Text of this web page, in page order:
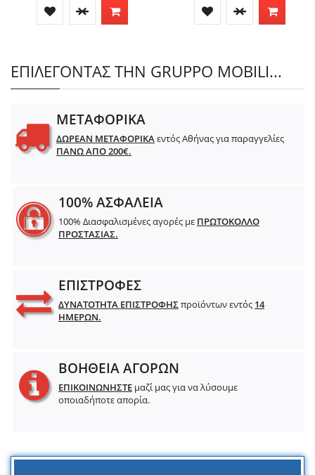
ΕΠΙΛΕΓΟΝΤΑΣ ΤΗΝ GRUPPO MOBILI...
ΜΕΤΑΦΟΡΙΚΑ
ΔΩΡΕΑΝ ΜΕΤΑΦΟΡΙΚΑεντός Αθήνας για παραγγελίες
ΠΑΝΩ ΑΠΟ 200€.
100% ΑΣΦΑΛΕΙΑ
100% Διασφαλισμένες αγορές με ΠΡΩΤΟΚΟΛΛΟ
ΠΡΟΣΤΑΣΙΑΣ.
ΕΠΙΣΤΡΟΦΕΣ
ΔΥΝΑΤΟΤΗΤΑ ΕΠΙΣΤΡΟΦΗΣπροϊόντων εντός 14
ΗΜΕΡΩΝ.
ΒΟΗΘΕΙΑ ΑΓΟΡΩΝ
ΕΠΙΚΟΙΝΩΝΗΣΤΕ μαζί μας για να λύσουμε
οποιαδήποτε απορία.